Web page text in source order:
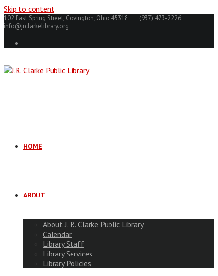
Skip to content
102 East Spring Street, Covington, Ohio 45318
(937) 473-2226
info@jrclarkelibrary.org
HOME
ABOUT
About J. R. Clarke Public Library
Calendar
Library Staff
Library Services
Library Policies